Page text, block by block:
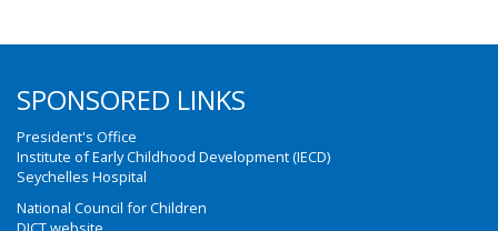
SPONSORED LINKS
President's Office
Institute of Early Childhood Development (IECD)
Seychelles Hospital
National Council for Children